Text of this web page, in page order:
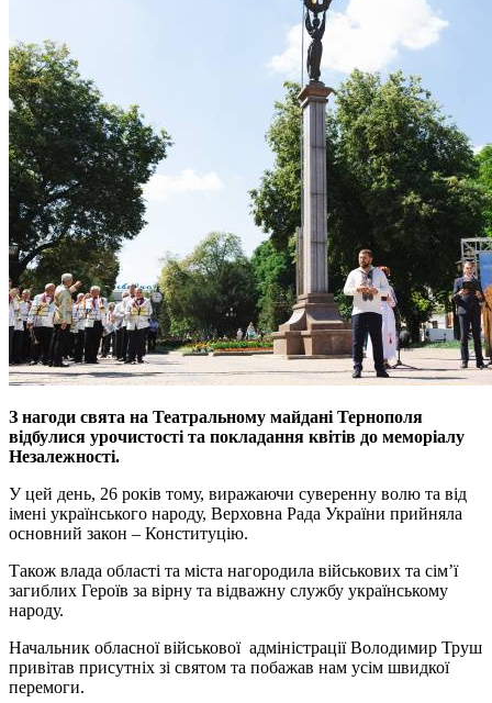
З нагоди свята на Театральному майданi Тернополя
вiдбулися урочистостi та покладання квiтiв до меморiалу
Незалежностi.
У цей день, 26 рокiв тому, виражаючи суверенну волю та вiд
iменi українського народу, Верховна Рада України прийняла
основний закон – Конституцiю.
Також влада областi та мiста нагородила вiйськових та сiм’ї
загиблих Героїв за вiрну та вiдважну службу українському
народу.
Начальник обласної вiйськової адмiнiстрацiї Володимир Труш
привiтав присутнiх зi святом та побажав нам усiм швидкої
перемоги.